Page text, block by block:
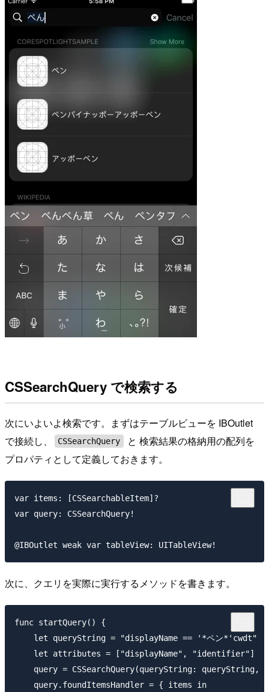
CSSearchQuery で検索する
次にいよいよ検索です。まずはテーブルビューを IBOutlet
で接続し、
CSSearchQuery
と 検索結果の格納用の配列を
プロパティとして定義しておきます。
var items: [CSSearchableItem]?
var query: CSSearchQuery!
次に、クエリを実際に実行するメソッドを書きます。
func startQuery() {
    let queryString = "displayName == '*ペン*'cwdt"
    let attributes = ["displayName", "identifier"]
query = CSSearchQuery(queryString: queryString,
    query.foundItemsHandler = { items in